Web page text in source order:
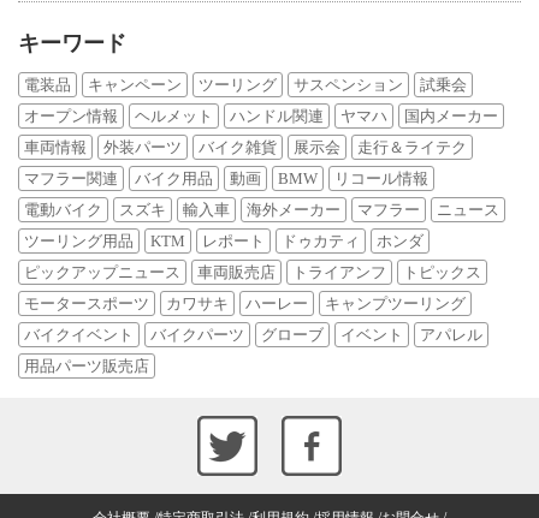
キーワード
電装品 キャンペーン ツーリング サスペンション
試乗会
オープン情報
ヘルメット ハンドル関連 ヤマハ
国内メーカー
車両情報
外装パーツ バイク雑貨 展示会
走行＆ライテク
マフラー関連
バイク用品 動画 BMW
リコール情報
電動バイク
スズキ 輸入車 海外メーカー マフラー
ニュース
ツーリング用品
KTM レポート ドゥカティ
ホンダ
ピックアップニュース
車両販売店 トライアンフ
トピックス
モータースポーツ
カワサキ ハーレー
キャンプツーリング
バイクイベント
バイクパーツ グローブ イベント
アパレル
用品パーツ販売店